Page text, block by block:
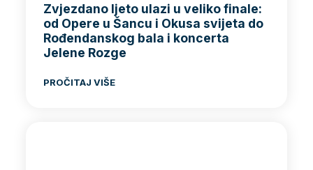
Zvjezdano ljeto ulazi u veliko finale:
od Opere u Šancu i Okusa svijeta do
Rođendanskog bala i koncerta
Jelene Rozge
PROČITAJ VIŠE